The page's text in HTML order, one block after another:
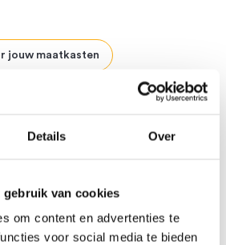
Details Over
gebruik van cookies
om content en advertenties te
voor social media te bieden
jouw maatkasten
gesloten vestiairekast hangt af
maat, afgestemd op jouw wensen.
prijzenpagina